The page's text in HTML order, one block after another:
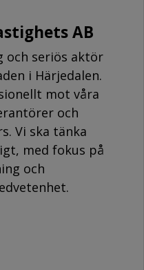
AB
och seriös aktör
i Härjedalen.
mot våra
och
Vi ska tänka
med fokus på
och